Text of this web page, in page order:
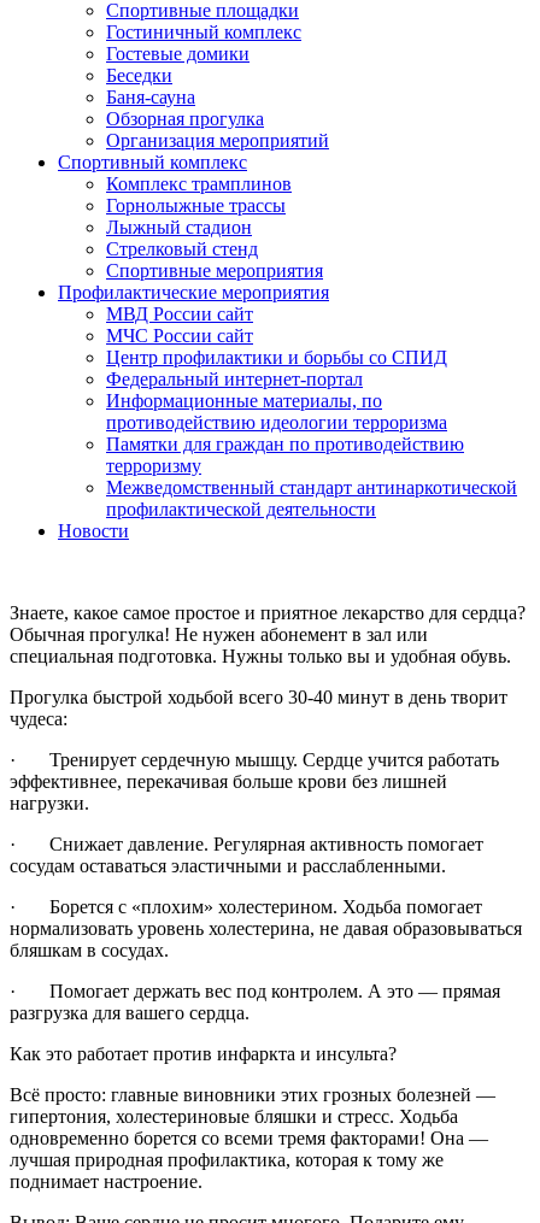
Спортивные площадки
Гостиничный комплекс
Гостевые домики
Беседки
Баня-сауна
Обзорная прогулка
Организация мероприятий
Спортивный комплекс
Комплекс трамплинов
Горнолыжные трассы
Лыжный стадион
Стрелковый стенд
Спортивные мероприятия
Профилактические мероприятия
МВД России сайт
МЧС России сайт
Центр профилактики и борьбы со СПИД
Федеральный интернет-портал
Информационные материалы, по
противодействию идеологии терроризма
Памятки для граждан по противодействию
терроризму
Межведомственный стандарт антинаркотической
профилактической деятельности
Новости
Знаете, какое самое простое и приятное лекарство для сердца?
Обычная прогулка! Не нужен абонемент в зал или
специальная подготовка. Нужны только вы и удобная обувь.
Прогулка быстрой ходьбой всего 30-40 минут в день творит
чудеса:
· Тренирует сердечную мышцу. Сердце учится работать
эффективнее, перекачивая больше крови без лишней
нагрузки.
· Снижает давление. Регулярная активность помогает
сосудам оставаться эластичными и расслабленными.
· Борется с «плохим» холестерином. Ходьба помогает
нормализовать уровень холестерина, не давая образовываться
бляшкам в сосудах.
· Помогает держать вес под контролем. А это — прямая
разгрузка для вашего сердца.
Как это работает против инфаркта и инсульта?
Всё просто: главные виновники этих грозных болезней —
гипертония, холестериновые бляшки и стресс. Ходьба
одновременно борется со всеми тремя факторами! Она —
лучшая природная профилактика, которая к тому же
поднимает настроение.